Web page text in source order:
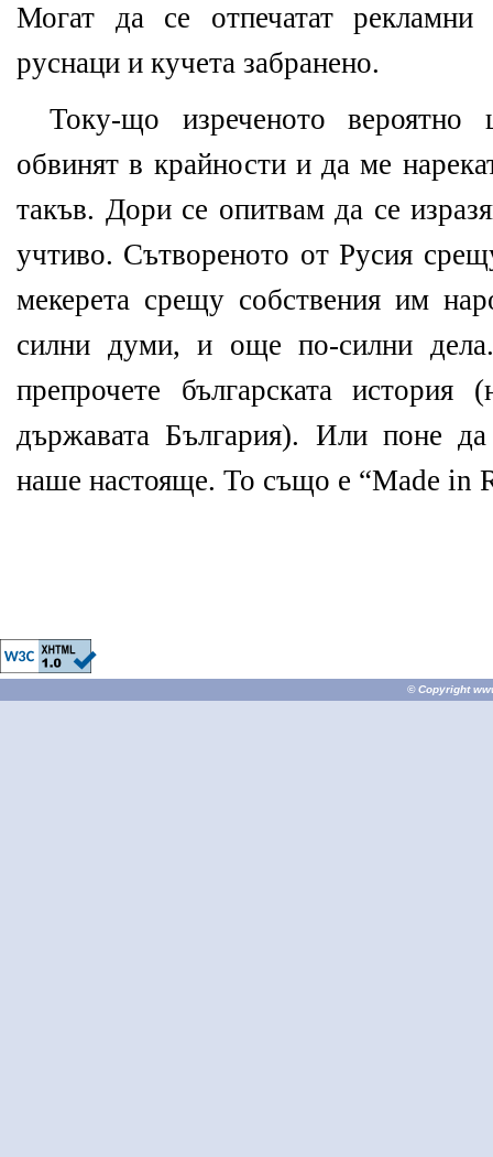
Могат да се отпечатат
руснаци и кучета забранено.
Току-що изреченото
обвинят в крайности и да ме
такъв. Дори се опитвам да се
учтиво. Сътвореното от Русия
мекерета срещу собствения им
силни думи, и още по-силни
препрочете българската
държавата България). Или поне
наше настояще. То също е “Made in
© Copyright